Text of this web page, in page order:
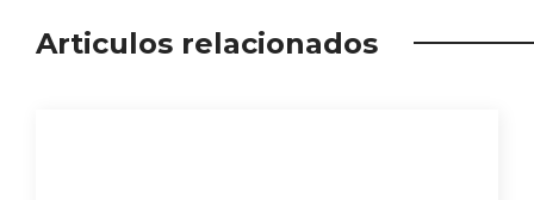
Articulos relacionados